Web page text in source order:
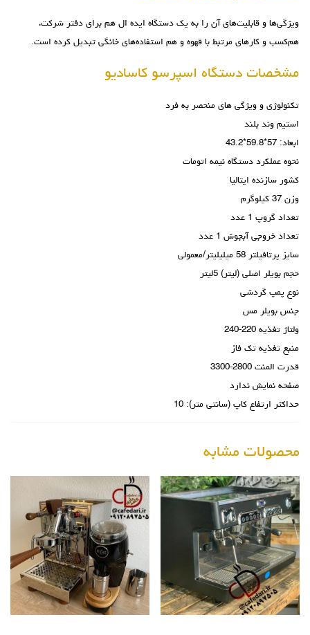
ویژگی‌ها و قابلیت‌های آن را به یک دستگاه ایده ال هم برای دفتر شرکت،
هم‌کسب‌ و کارهای مرتبط با قهوه و هم استفاده‌های خانگی تبدیل کرده است.
مشخصات دستگاه اسپرسو کاسادیو
تکنولوژی و ویژگی های منحصر به فرد
استیم وند بلند
ابعاد: 57*59.8*43.2
نحوه عملکرد دستگاه نیمه اتومات
کشور سازنده ایتالیا
وزن 37 کیلوگرم
تعداد گروپ 1 عدد
تعداد خروجی آبجوش 1 عدد
سایز پرتافیلتر 58 میلیلیتر/معمولی
حجم بویلر اصلی (لیتر) 5لیتر
نوع پمپ گردشی
جنس بویلر مس
ولتاژ تغذیه 220-240
منبع تغذیه تک فاز
قدرت المنت 2800-3300
صفحه نمایش ندارد
حداکثر ارتفاع کاپ (سانتی متر): 10
محصولات مشابه